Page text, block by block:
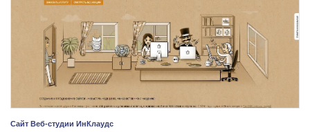
Сайт Веб-студии ИнКлаудс